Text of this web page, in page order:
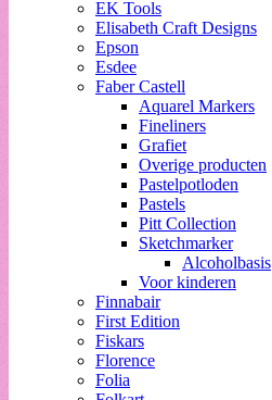
EK Tools
Elisabeth Craft Designs
Epson
Esdee
Faber Castell
Aquarel Markers
Fineliners
Grafiet
Overige producten
Pastelpotloden
Pastels
Pitt Collection
Sketchmarker
Alcoholbasis
Voor kinderen
Finnabair
First Edition
Fiskars
Florence
Folia